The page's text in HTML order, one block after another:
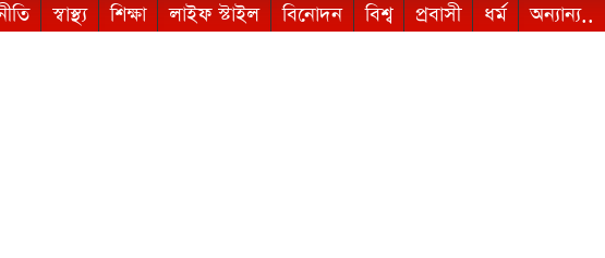
স্বাস্থ্য শিক্ষা লাইফ স্টাইল বিনোদন বিশ্ব প্রবাসী ধর্ম অন্যান্য..